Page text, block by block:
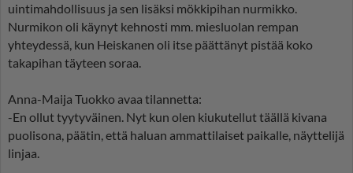
uintimahdollisuus ja sen lisäksi mökkipihan nurmikko.
Nurmikon oli käynyt kehnosti mm. miesluolan rempan
yhteydessä, kun Heiskanen oli itse päättänyt pistää koko
takapihan täyteen soraa.
Anna-Maija Tuokko avaa tilannetta:
-En ollut tyytyväinen. Nyt kun olen kiukutellut täällä kivana
puolisona, päätin, että haluan ammattilaiset paikalle, näyttelijä
linjaa.